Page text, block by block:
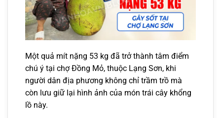
Một quả mít nặng 53 kg đã trở thành tâm điểm
chú ý tại chợ Đồng Mỏ, thuộc Lạng Sơn, khi
người dân địa phương không chỉ trầm trồ mà
còn lưu giữ lại hình ảnh của món trái cây khổng
lồ này.